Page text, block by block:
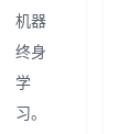
机器
终身
学
习。